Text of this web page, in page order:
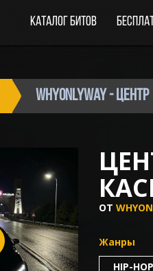
Каталог битов
whyonlyway - Центр
ОТ
Жанры
HIP-HOP